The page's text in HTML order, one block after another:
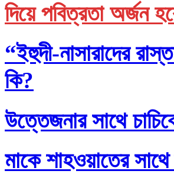
দিয়ে পবিত্রতা অর্জন
“ইহুদী-নাসারাদের
কি?
উত্তেজনার সাথে
মাকে শাহওয়াতের